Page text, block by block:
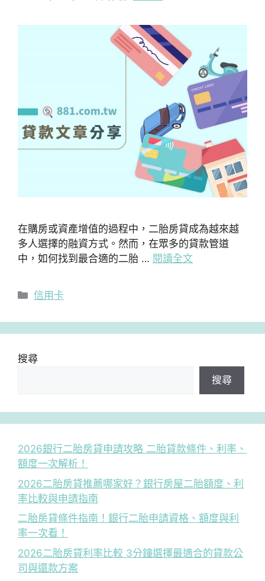
在購房或資產增值的過程中，二胎房貸成為越來越
多人選擇的融資方式。然而，在眾多的貸款管道
中，如何找到最合適的二胎 … 閱讀全文
分
信用卡
搜尋
搜尋
2026銀行二胎房貸申請攻略 二胎貸款條件、利率、
額度一次解析！
2026二胎房貸推薦哪家好？銀行房屋二胎額度、利
率比較與申請指南
二胎房貸條件指南！銀行二胎申請資格、額度與利
率一次看！
2026二胎房貸利率比較 3分鐘選擇最適合的貸款公
司與還款方案